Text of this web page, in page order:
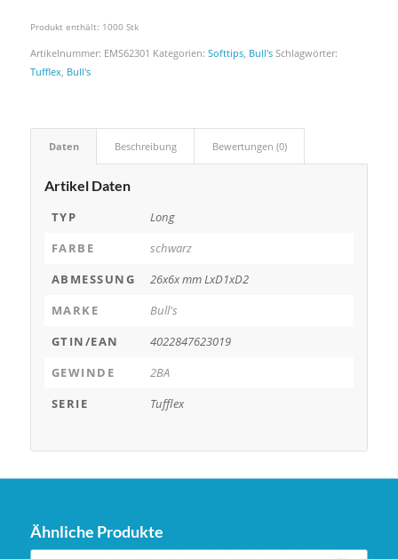
Produkt enthält: 1000 Stk
Artikelnummer: EMS62301 Kategorien: Softtips, Bull's Schlagwörter:
Tufflex, Bull's
Daten Beschreibung Bewertungen (0)
Artikel Daten
TYP
Long
FARBE
schwarz
ABMESSUNG
26x6x mm LxD1xD2
MARKE
Bull's
GTIN/EAN
4022847623019
GEWINDE
2BA
SERIE
Tufflex
Ähnliche Produkte